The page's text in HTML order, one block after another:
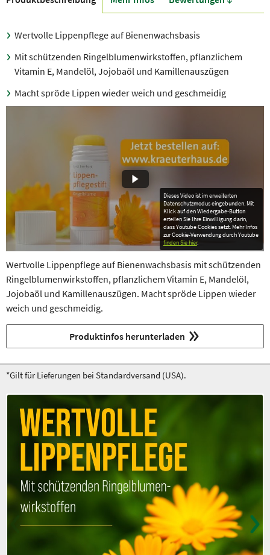
Wertvolle Lippenpflege auf Bienenwachsbasis
Mit schützenden Ringelblumenwirkstoffen, pflanzlichem
Vitamin E, Mandelöl, Jojobaöl und Kamillenauszügen
Macht spröde Lippen wieder weich und geschmeidig
Dieses Video ist im erweiterten
Datenschutzmodus eingebunden. Mit
Klick auf den Wiedergabe-Button
erteilen Sie Ihre Einwilligung darin,
dass Youtube Cookies setzt. Mehr Infos
zur Cookie-Verwendung durch Youtube
finden Sie hier.
Wertvolle Lippenpflege auf Bienenwachsbasis mit schützenden
Ringelblumenwirkstoffen, pflanzlichem Vitamin E, Mandelöl,
Jojobaöl und Kamillenauszügen. Macht spröde Lippen wieder
weich und geschmeidig.
Produktinfos herunterladen
*Gilt für Lieferungen bei Standardversand (USA).